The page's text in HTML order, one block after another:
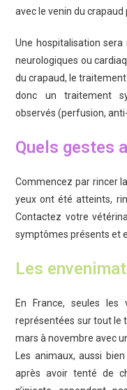
avec le venin du crapaud
Une hospitalisation
neurologiques ou
du crapaud, le
donc un traitement
observés (perfusion,
Quels gestes
Commencez par rincer
yeux ont été atteints,
Contactez votre
symptômes présents et
Les
En France, seules les
représentées sur tout le
mars à novembre avec
Les animaux, aussi
après avoir tenté de